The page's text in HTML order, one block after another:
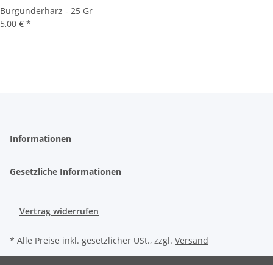
Burgunderharz - 25 Gr
5,00 € *
Informationen
Gesetzliche Informationen
Vertrag widerrufen
* Alle Preise inkl. gesetzlicher USt., zzgl. Versand